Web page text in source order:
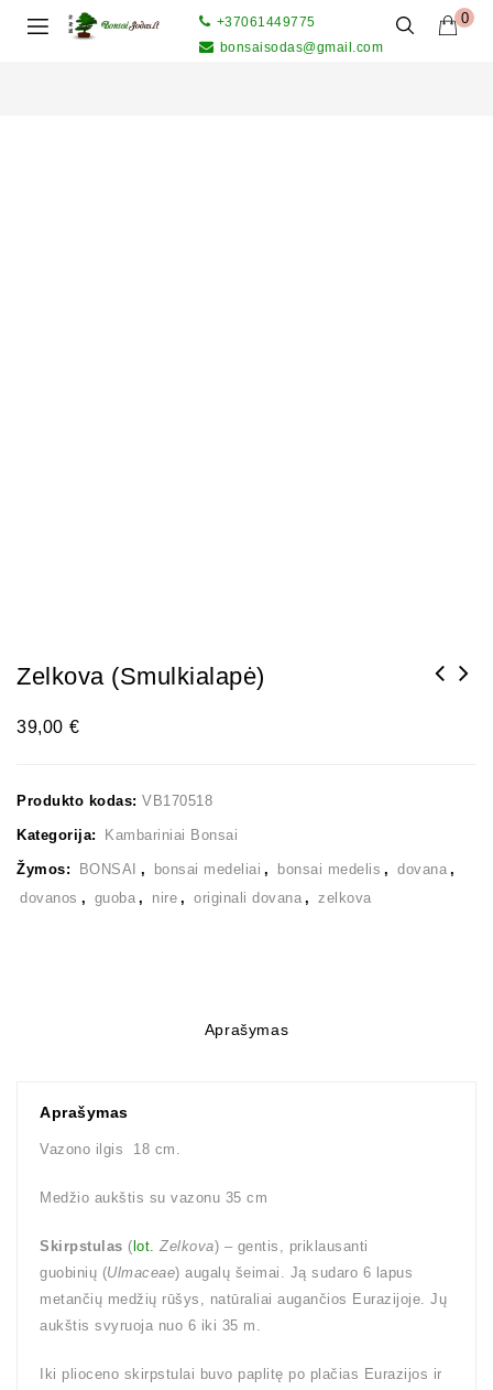
0
+37061449775
bonsaisodas@gmail.com
Zelkova (smulkialapė)
39,00 €
Produkto kodas: VB170518
Kategorija: Kambariniai Bonsai
Žymos: BONSAI , bonsai medeliai , bonsai medelis , dovana ,
dovanos , guoba , nire , originali dovana , zelkova
Aprašymas
Aprašymas
Vazono ilgis 18 cm.
Medžio aukštis su vazonu 35 cm
Skirpstulas ( lot. Zelkova) – gentis, priklausanti
guobinių (Ulmaceae) augalų šeimai. Ją sudaro 6 lapus
metančių medžių rūšys, natūraliai augančios Eurazijoje. Jų
aukštis svyruoja nuo 6 iki 35 m.
Iki plioceno skirpstulai buvo paplitę po plačias Eurazijos ir